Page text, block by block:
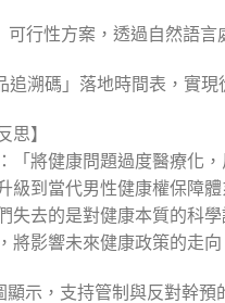
行性方案，透過自然語言
溯碼」落地時間表，實現
思】
「將健康問題過度醫療化
級到當代男性健康權保障
失去的是對健康本質的科
將影響未來健康政策的走向
顯示，支持管制與反對幹